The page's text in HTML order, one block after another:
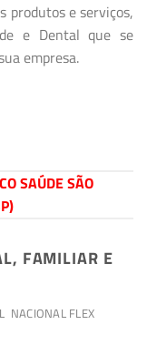
produtos e serviços,
e Dental que se
empresa.
SAÚDE SÃO
FAMILIAR E
NACIONAL FLEX